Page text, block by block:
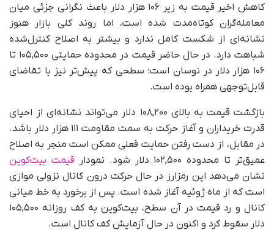
کاهش اخیر قیمت به زیر ۱۰۶ هزار دلار باعث نگرانی جزئی میان
معامله‌گران کوتاه‌مدت شده است، اما روند کلی بازار هنوز
نشانه‌ای از شکست کامل ندارد و بیشتر به اصلاح کنترل‌شده
شباهت دارد. در حال حاضر قیمت در محدوده حمایتی ۱۰۵,۵۰۰ تا
۱۰۶ هزار دلار در نوسان است؛ سطحی که پیش‌تر نیز با تقاضای
قابل‌توجهی همراه بوده است.
بازگشت قیمت به بالای ۱۰۸,۲۰۰ دلار می‌تواند نشانه‌ای از احیای
قدرت خریداران و آغاز حرکت به سمت مقاومت ۱۱۱ هزار دلار باشد.
در مقابل، از دست رفتن حمایت فعلی ممکن است منجر به اصلاح
عمیق‌تر تا محدوده ۱۰۲,۵۰۰ دلار شود. نمودار
قیمت بیت‌کوین
نشان می‌دهد این رمزارز در حال حرکت درون کانال نزولی موازی
است که از ماه ژوئیه آغاز شده است. پس از برخورد به خط میانی
کانال و رد قیمت در آن سطح، بیت‌کوین به کف روزانه ۱۰۵,۵۰۰
دلار سقوط کرد و اکنون در حال آزمایش کف کانال است.